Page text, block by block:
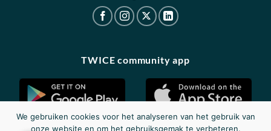
TWICE community app
We gebruiken cookies voor het analyseren van het gebruik van
onze website en om het gebruiksgemak te verbeteren.